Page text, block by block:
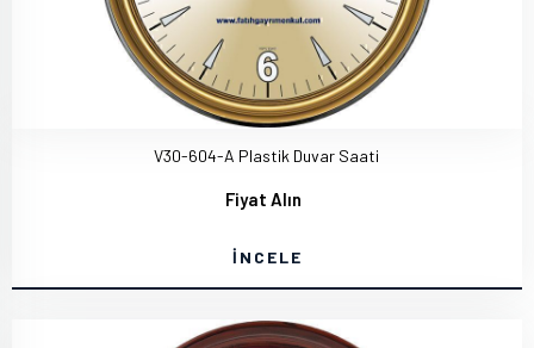
V30-604-A Plastik Duvar Saati
Fiyat Alın
İNCELE